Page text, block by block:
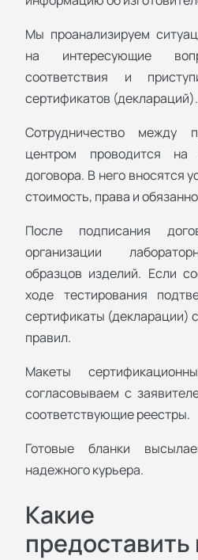
Мы проанализируем
на интересующие
соответствия и
сертификатов (деклараций).
Сотрудничество между
центром проводится на
договора. В него вносятся
стоимость, права и
После подписания
организации
образцов изделий. Если
ходе тестирования
сертификаты (декларации)
правил.
Макеты
согласовываем с
соответствующие реестры.
Готовые бланки
надежного курьера.
Какие
предоставить